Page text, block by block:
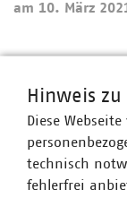
am 10. März
Hinweis zu
Diese
technisch
fehlerfrei